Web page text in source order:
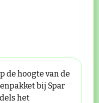
de hoogte van de
bij Spar
het